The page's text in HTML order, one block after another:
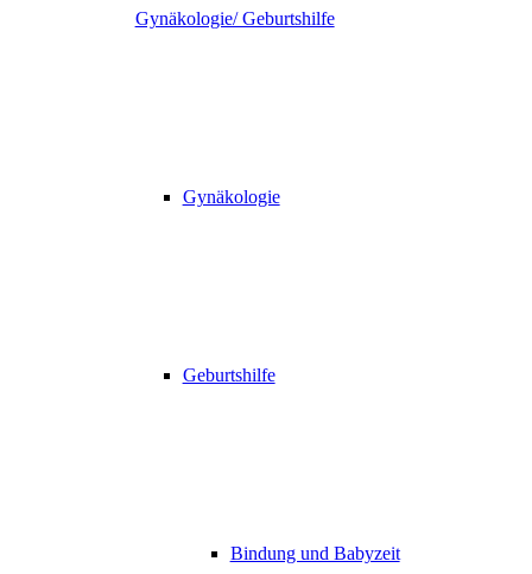
Gynäkologie/ Geburtshilfe
Gynäkologie
Geburtshilfe
Bindung und Babyzeit